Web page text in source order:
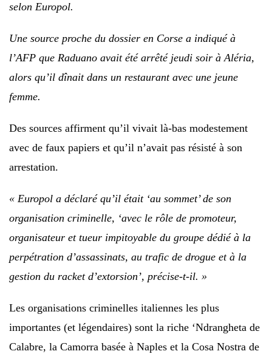
selon Europol.
Une source proche du dossier en Corse a indiqué à
l’AFP que Raduano avait été arrêté jeudi soir à Aléria,
alors qu’il dînait dans un restaurant avec une jeune
femme.
Des sources affirment qu’il vivait là-bas modestement
avec de faux papiers et qu’il n’avait pas résisté à son
arrestation.
« Europol a déclaré qu’il était ‘au sommet’ de son
organisation criminelle, ‘avec le rôle de promoteur,
organisateur et tueur impitoyable du groupe dédié à la
perpétration d’assassinats, au trafic de drogue et à la
gestion du racket d’extorsion’, précise-t-il. »
Les organisations criminelles italiennes les plus
importantes (et légendaires) sont la riche ‘Ndrangheta de
Calabre, la Camorra basée à Naples et la Cosa Nostra de